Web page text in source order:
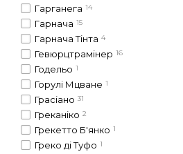
Гарганега 14
Гарнача 15
Гарнача Тінта 4
Гевюрцтрамінер 16
Годельо 1
Горулі Мцване 1
Грасіано 31
Греканіко 2
Грекетто Б'янко 1
Греко ді Туфо 1